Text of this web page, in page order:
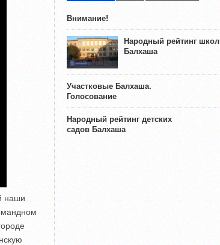
наши
Внимание!
Народный рейтинг школ
Балхаша
Участковые Балхаша.
Голосование
Народный рейтинг детских
садов Балхаша